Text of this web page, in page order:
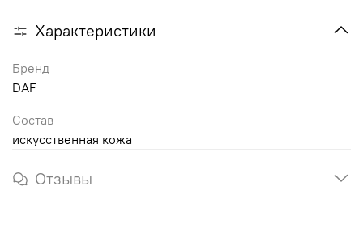
Характеристики
Бренд
DAF
Состав
искусственная кожа
Отзывы